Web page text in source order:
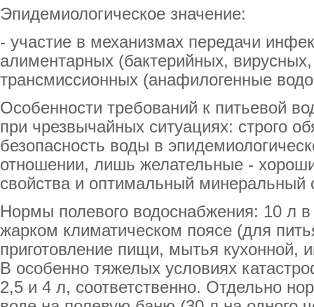
Эпидемиологическое значение:
- участие в механизмах передачи
алиментарных (бактерийных,
трансмиссионных (анафилогенные
Особенности требований к питьевой
при чрезвычайных ситуациях: строго
безопасность воды в
отношении, лишь желательные -
свойства и оптимальный минеральный
Нормы полевого водоснабжения: 10 л
жарком климатическом поясе (для
приготовление пищи, мытья кухонной,
В особенно тяжелых условиях
2,5 и 4 л, соответственно. Отдельно